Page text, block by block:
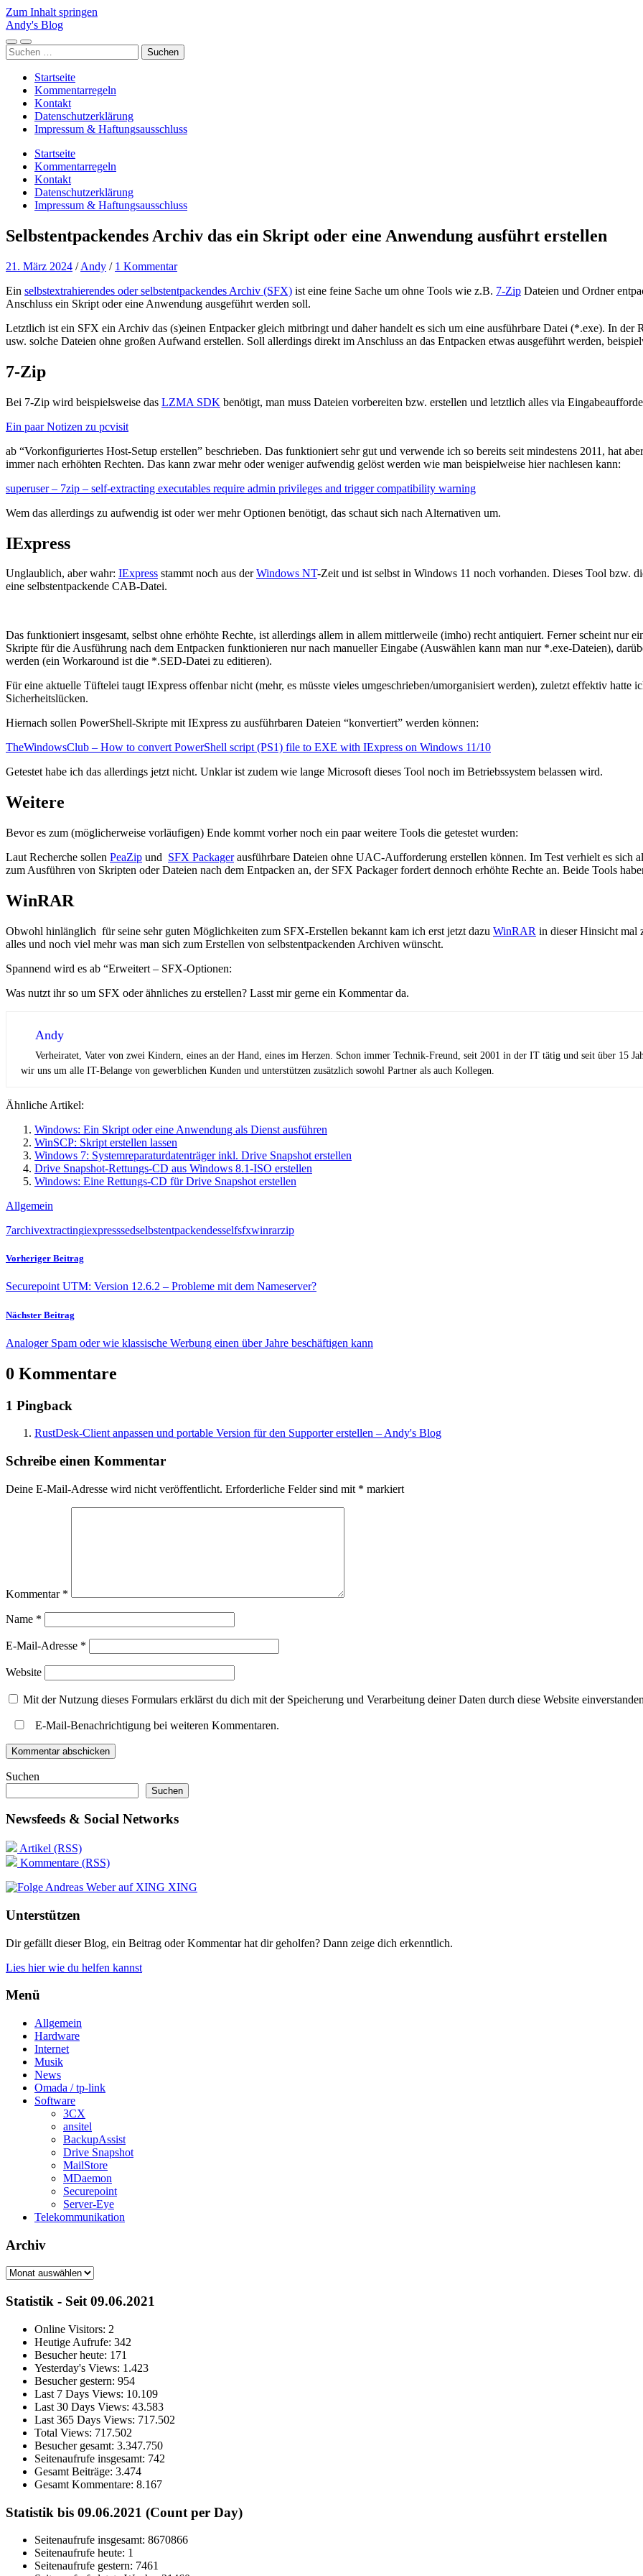
Zum Inhalt springen
Andy's Blog
Mobile-
Menü
Suchfeld
ein-/ausblenden
Suchen
nach:
Startseite
Kommentarregeln
Kontakt
Datenschutzerklärung
Impressum & Haftungsausschluss
Startseite
Kommentarregeln
Kontakt
Datenschutzerklärung
Impressum & Haftungsausschluss
Selbstentpackendes Archiv das ein Skript oder eine Anwendung ausführt erstellen
21. März 2024 /Andy / 1 Kommentar
Ein selbstextrahierendes oder selbstentpackendes Archiv (SFX) ist eine feine Sache um ohne Tools wie z.B. 7-Zip Dateien und Ordner
Anschluss ein Skript oder eine Anwendung ausgeführt werden soll.
Letztlich ist ein SFX ein Archiv das (s)einen Entpacker gleich mitbringt und daher handelt es sich um eine ausführbare Datei (*.exe). In
usw. solche Dateien ohne großen Aufwand erstellen. Soll allerdings direkt im Anschluss an das Entpacken etwas ausgeführt werden,
7-Zip
Bei 7-Zip wird beispielsweise das LZMA SDK benötigt, man muss Dateien vorbereiten bzw. erstellen und letztlich alles via
Ein paar Notizen zu pcvisit
ab “Vorkonfiguriertes Host-Setup erstellen” beschrieben. Das funktioniert sehr gut und verwende ich so bereits seit mindestens 2011, hat
immer nach erhöhten Rechten. Das kann zwar mehr oder weniger aufwendig gelöst werden wie man beispielweise hier nachlesen kann:
superuser – 7zip – self-extracting executables require admin privileges and trigger compatibility warning
Wem das allerdings zu aufwendig ist oder wer mehr Optionen benötigt, das schaut sich nach Alternativen um.
IExpress
Unglaublich, aber wahr: IExpress stammt noch aus derWindows NT-Zeit und ist selbst in Windows 11 noch vorhanden. Dieses Tool bzw.
eine selbstentpackende CAB-Datei.
Das funktioniert insgesamt, selbst ohne erhöhte Rechte, ist allerdings allem in allem mittlerweile (imho) recht antiquiert. Ferner scheint nur
Skripte für die Ausführung nach dem Entpacken funktionieren nur nach manueller Eingabe (Auswählen kann man nur *.exe-Dateien),
werden (ein Workaround ist die *.SED-Datei zu editieren).
Für eine aktuelle Tüftelei taugt IExpress offenbar nicht (mehr, es müsste vieles umgeschrieben/umorganisiert werden), zuletzt effektiv hatte
Sicherheitslücken.
Hiernach sollen PowerShell-Skripte mit IExpress zu ausführbaren Dateien “konvertiert” werden können:
TheWindowsClub – How to convert PowerShell script (PS1) file to EXE with IExpress on Windows 11/10
Getestet habe ich das allerdings jetzt nicht. Unklar ist zudem wie lange Microsoft dieses Tool noch im Betriebssystem belassen wird.
Weitere
Bevor es zum (möglicherweise vorläufigen) Ende kommt vorher noch ein paar weitere Tools die getestet wurden:
Laut Recherche sollen PeaZip und SFX Packagerausführbare Dateien ohne UAC-Aufforderung erstellen können. Im Test verhielt es sich
zum Ausführen von Skripten oder Dateien nach dem Entpacken an, der SFX Packager fordert dennoch erhöhte Rechte an. Beide Tools
WinRAR
Obwohl hinlänglich für seine sehr guten Möglichkeiten zum SFX-Erstellen bekannt kam ich erst jetzt dazu WinRAR in dieser Hinsicht mal
alles und noch viel mehr was man sich zum Erstellen von selbstentpackenden Archiven wünscht.
Spannend wird es ab “Erweitert – SFX-Optionen:
Was nutzt ihr so um SFX oder ähnliches zu erstellen? Lasst mir gerne ein Kommentar da.
Andy
Verheiratet, Vater von zwei Kindern, eines an der Hand, eines im Herzen. Schon immer Technik-Freund, seit 2001 in der IT tätig und seit über 15
wir uns um alle IT-Belange von gewerblichen Kunden und unterstützen zusätzlich sowohl Partner als auch Kollegen.
Ähnliche Artikel:
Windows: Ein Skript oder eine Anwendung als Dienst ausführen
WinSCP: Skript erstellen lassen
Windows 7: Systemreparaturdatenträger inkl. Drive Snapshot erstellen
Drive Snapshot-Rettungs-CD aus Windows 8.1-ISO erstellen
Windows: Eine Rettungs-CD für Drive Snapshot erstellen
Allgemein
7archivextractingiexpresssedselbstentpackendesselfsfxwinrarzip
Vorheriger Beitrag
Securepoint UTM: Version 12.6.2 – Probleme mit dem Nameserver?
Nächster Beitrag
Analoger Spam oder wie klassische Werbung einen über Jahre beschäftigen kann
0 Kommentare
1 Pingback
RustDesk-Client anpassen und portable Version für den Supporter erstellen – Andy's Blog
Schreibe einen Kommentar
Deine E-Mail-Adresse wird nicht veröffentlicht. Erforderliche Felder sind mit * markiert
Kommentar *
Name *
E-Mail-Adresse *
Website
Mit der Nutzung dieses Formulars erklärst du dich mit der Speicherung und Verarbeitung deiner Daten durch diese Website
E-Mail-Benachrichtigung bei weiteren Kommentaren.
Suchen
Suchen
Newsfeeds & Social Networks
Artikel (RSS)
Kommentare (RSS)
XING
Unterstützen
Dir gefällt dieser Blog, ein Beitrag oder Kommentar hat dir geholfen? Dann zeige dich erkenntlich.
Lies hier wie du helfen kannst
Menü
Allgemein
Hardware
Internet
Musik
News
Omada / tp-link
Software
3CX
ansitel
BackupAssist
Drive Snapshot
MailStore
MDaemon
Securepoint
Server-Eye
Telekommunikation
Archiv
Archiv
Statistik - Seit 09.06.2021
Online Visitors: 2
Heutige Aufrufe: 342
Besucher heute: 171
Yesterday's Views: 1.423
Besucher gestern: 954
Last 7 Days Views: 10.109
Last 30 Days Views: 43.583
Last 365 Days Views: 717.502
Total Views: 717.502
Besucher gesamt: 3.347.750
Seitenaufrufe insgesamt: 742
Gesamt Beiträge: 3.474
Gesamt Kommentare: 8.167
Statistik bis 09.06.2021 (Count per Day)
Seitenaufrufe insgesamt: 8670866
Seitenaufrufe heute: 1
Seitenaufrufe gestern: 7461